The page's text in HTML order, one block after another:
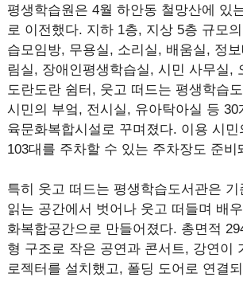
평생학습원은 4월 하안동 철망산에 있
로 이전했다. 지하 1층, 지상 5층 규모
습모임방, 무용실, 소리실, 배움실, 정
림실, 장애인평생학습실, 시민 사무실,
도란도란 쉼터, 웃고 떠드는 평생학습
시민의 부엌, 전시실, 유아탁아실 등 30
육문화복합시설로 꾸며졌다. 이용 시민
103대를 주차할 수 있는 주차장도 준비
특히 웃고 떠드는 평생학습도서관은 기
읽는 공간에서 벗어나 웃고 떠들며 배
화복합공간으로 만들어졌다. 총면적
형 구조로 작은 공연과 콘서트, 강연이
로젝터를 설치했고, 폴딩 도어로 연결